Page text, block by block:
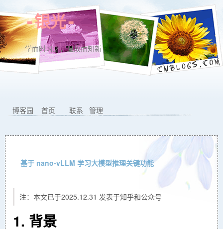
-银光-
学而时习之，温故而知新
博客园 首页 联系 管理
基于 nano-vLLM 学习大模型推理关键功能
注：本文已于2025.12.31 发表于知乎和公众号
1. 背景